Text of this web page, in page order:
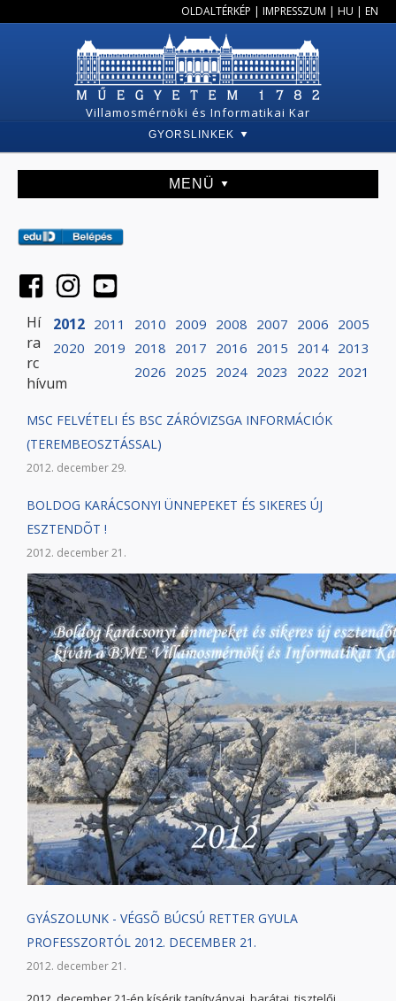
OLDALTÉRKÉP | IMPRESSZUM | HU | EN
Villamosmérnöki és Informatikai Kar
GYORSLINKEK
MENÜ
2005
2006
2007
2008
2009
2010
2011
2012
2013
2014
2015
2016
2017
2018
2019
2020
2021
2022
2023
2024
2025
2026
Hí
ra
rc
hívum
MSC FELVÉTELI ÉS BSC ZÁRÓVIZSGA INFORMÁCIÓK
(TEREMBEOSZTÁSSAL)
2012. december 29.
BOLDOG KARÁCSONYI ÜNNEPEKET ÉS SIKERES ÚJ
ESZTENDÕT !
2012. december 21.
GYÁSZOLUNK - VÉGSÕ BÚCSÚ RETTER GYULA
PROFESSZORTÓL 2012. DECEMBER 21.
2012. december 21.